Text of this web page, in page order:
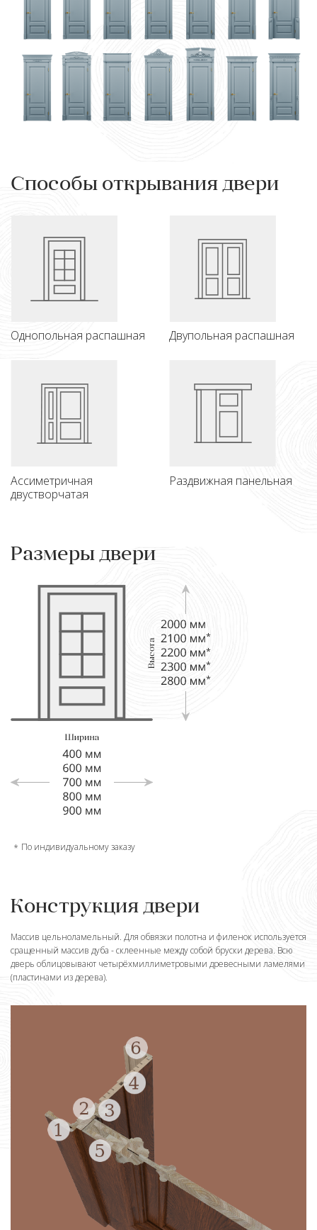
Способы открывания двери
Однопольная распашная Двупольная распашная
Ассиметричная
двустворчатая
Раздвижная панельная
Размеры двери
По индивидуальному заказу
Конструкция двери
Массив цельноламельный. Для обвязки полотна и филенок используется
сращенный массив дуба - склеенные между собой бруски дерева. Всю
дверь облицовывают четырёхмиллиметровыми древесными ламелями
(пластинами из дерева).